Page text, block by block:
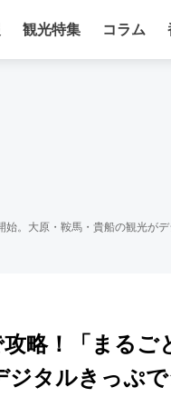
観光特集 コラム
。大原・鞍馬・貴船の観光が
略！「まるご
ジタルきっぷ